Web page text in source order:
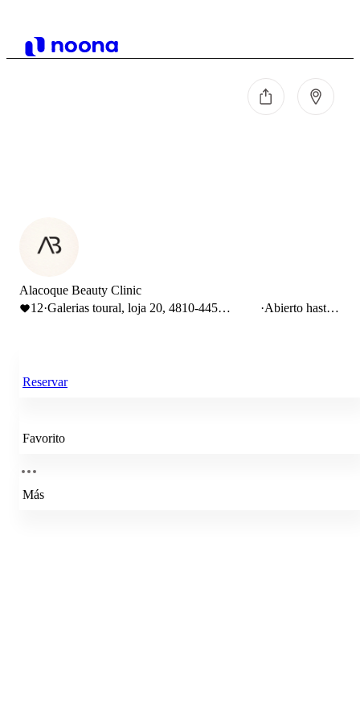
Alacoque Beauty Clinic
12·Galerias toural, loja 20, 4810-445
·Abierto hasta
Reservar
Favorito
Más